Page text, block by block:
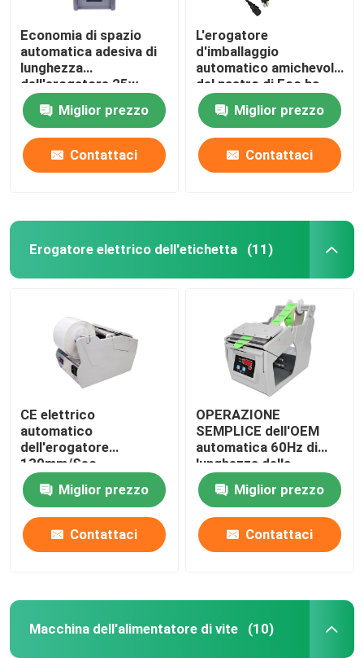
Economia di spazio
automatica adesiva di
lunghezza
dell'erogatore 25w
999mm del nastro
Miglior prezzo
Contattaci
L'erogatore
d'imballaggio
automatico amichevole
del nastro di Eco ha
gommato il CE di
999mmMiglior prezzo
Contattaci
Erogatore elettrico dell'etichetta (11)
CE elettrico
automatico
dell'erogatore
130mm/Sec
dell'etichetta per gli
autoadesivi trasparenti
Miglior prezzo
Contattaci
OPERAZIONE
SEMPLICE dell'OEM
automatica 60Hz di
lunghezza della
sbucciatrice
dell'etichetta 300mm
Miglior prezzo
Contattaci
Macchina dell'alimentatore di vite (10)